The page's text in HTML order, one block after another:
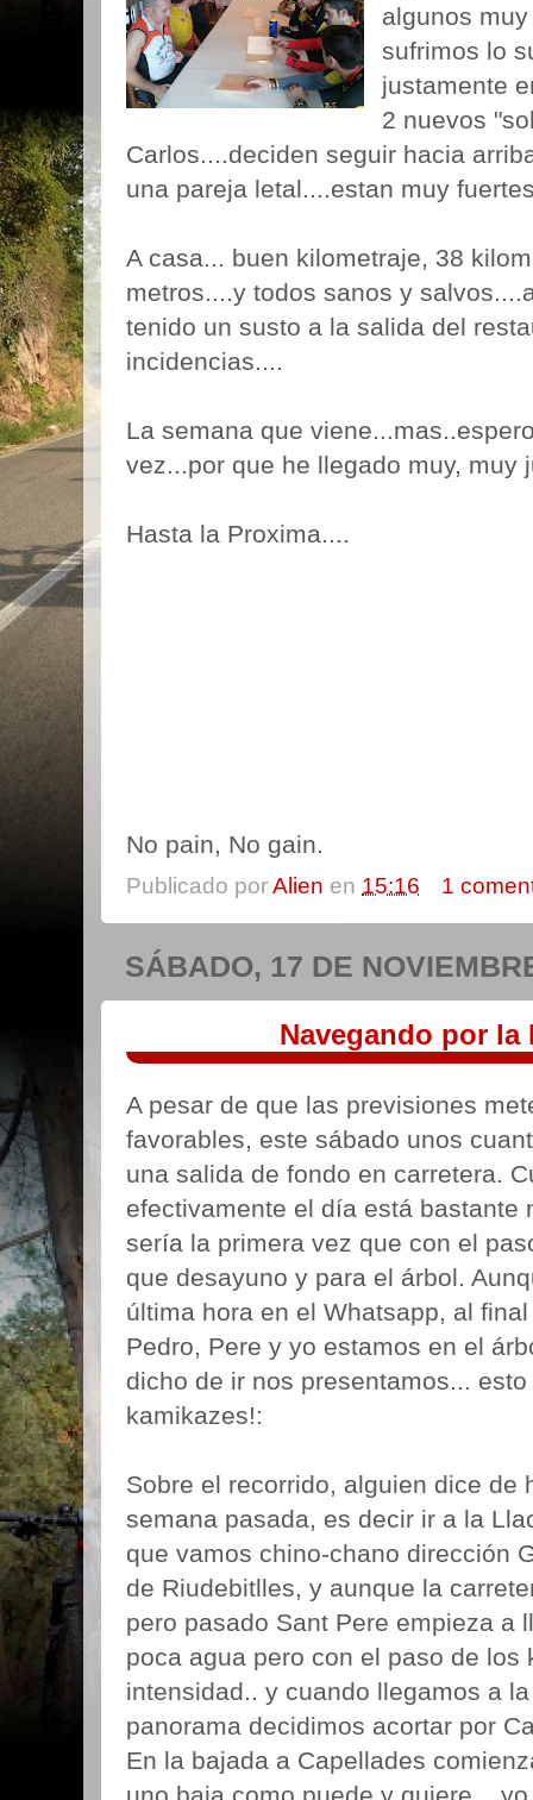
algunos
sufrimos lo
justamente
2 nuevos
Carlos....deciden seguir hacia
una pareja letal....estan muy
A casa... buen kilometraje, 38
metros....y todos sanos y
tenido un susto a la salida del
incidencias....
La semana que
vez...por que he llegado muy, muy
Hasta la Proxima....
No pain, No gain.
Publicado porAlien en 15:16 1
SÁBADO, 17 DE
Navegando por la
A pesar de que las previsiones
favorables, este sábado unos
una salida de fondo en carretera.
efectivamente el día está bastante
sería la primera vez que con el
que desayuno y para el árbol.
última hora en el Whatsapp, al
Pedro, Pere y yo estamos en el
dicho de ir nos presentamos...
kamikazes!:
Sobre el recorrido, alguien dice de
semana pasada, es decir ir a la
que vamos chino-chano dirección
de Riudebitlles, y aunque la
pero pasado Sant Pere empieza a
poca agua pero con el paso de los
intensidad.. y cuando llegamos a
panorama decidimos acortar por
En la bajada a Capellades
uno baja como puede y quiere...